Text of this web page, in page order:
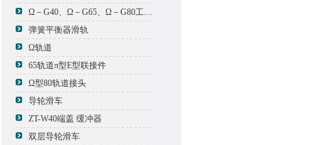
Ω－G40、Ω－G65、Ω－G80工具滑车
弹簧平衡器滑轨
Ω轨道
65轨道π型E型联接件
Ω型80轨道接头
导轮滑车
ZT-W40端盖 缓冲器
双层导轮滑车